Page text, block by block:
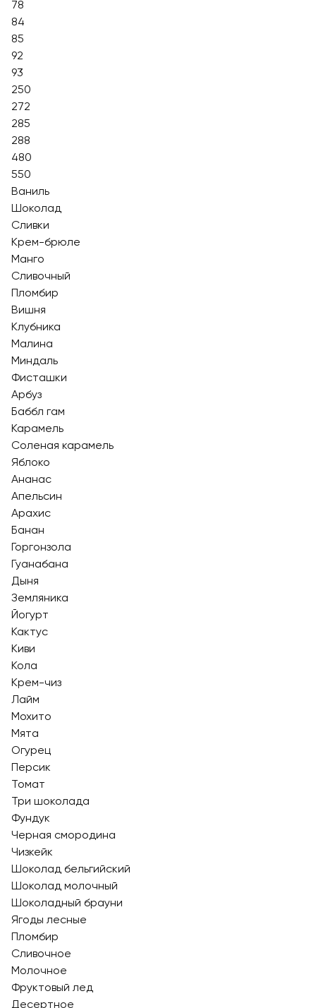
78
84
85
92
93
250
272
285
288
480
550
Ваниль
Шоколад
Сливки
Крем-брюле
Манго
Сливочный
Пломбир
Вишня
Клубника
Малина
Миндаль
Фисташки
Арбуз
Баббл гам
Карамель
Соленая карамель
Яблоко
Ананас
Апельсин
Арахис
Банан
Горгонзола
Гуанабана
Дыня
Земляника
Йогурт
Кактус
Киви
Кола
Крем-чиз
Лайм
Мохито
Мята
Огурец
Персик
Томат
Три шоколада
Фундук
Черная смородина
Чизкейк
Шоколад бельгийский
Шоколад молочный
Шоколадный брауни
Ягоды лесные
Пломбир
Сливочное
Молочное
Фруктовый лед
Десертное